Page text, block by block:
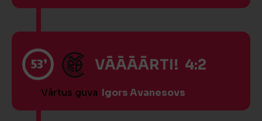
53’ VĀĀĀĀRTI! 4:2
Vārtus guva Igors Avanesovs